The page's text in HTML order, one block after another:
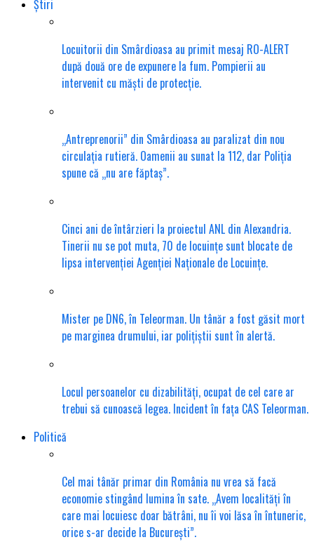
Știri
Locuitorii din Smârdioasa au primit mesaj RO-ALERT
după două ore de expunere la fum. Pompierii au
intervenit cu măști de protecție.
„Antreprenorii” din Smârdioasa au paralizat din nou
circulația rutieră. Oamenii au sunat la 112, dar Poliția
spune că „nu are făptaș”.
Cinci ani de întârzieri la proiectul ANL din Alexandria.
Tinerii nu se pot muta, 70 de locuințe sunt blocate de
lipsa intervenției Agenției Naționale de Locuințe.
Mister pe DN6, în Teleorman. Un tânăr a fost găsit mort
pe marginea drumului, iar polițiștii sunt în alertă.
Locul persoanelor cu dizabilități, ocupat de cel care ar
trebui să cunoască legea. Incident în fața CAS Teleorman.
Politică
Cel mai tânăr primar din România nu vrea să facă
economie stingând lumina în sate. „Avem localități în
care mai locuiesc doar bătrâni, nu îi voi lăsa în întuneric,
orice s-ar decide la București”.